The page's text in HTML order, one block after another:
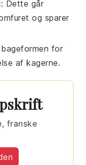
: Dette går
og sparer
bageformen for
af kagerne.
franske